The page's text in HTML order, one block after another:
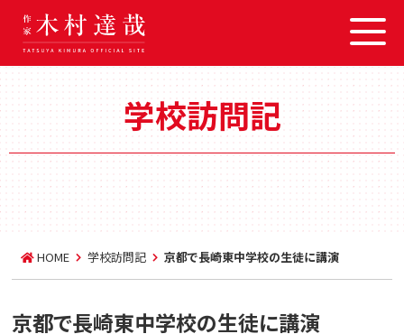
学校訪問記
HOME 学校訪問記 京都で長崎東中学校の生徒に講演
京都で長崎東中学校の生徒に講演